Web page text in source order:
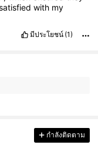
with my
มีประโยชน์ (1)
กำลังติดตาม